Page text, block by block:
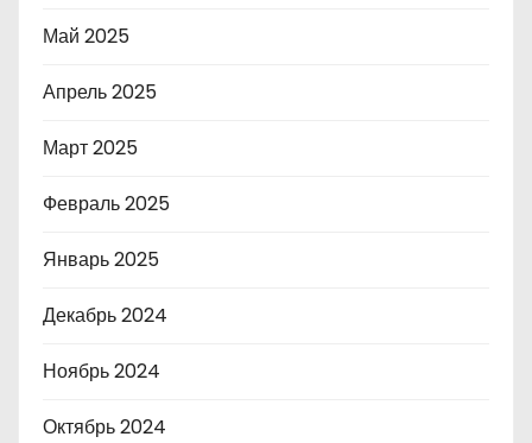
Май 2025
Апрель 2025
Март 2025
Февраль 2025
Январь 2025
Декабрь 2024
Ноябрь 2024
Октябрь 2024